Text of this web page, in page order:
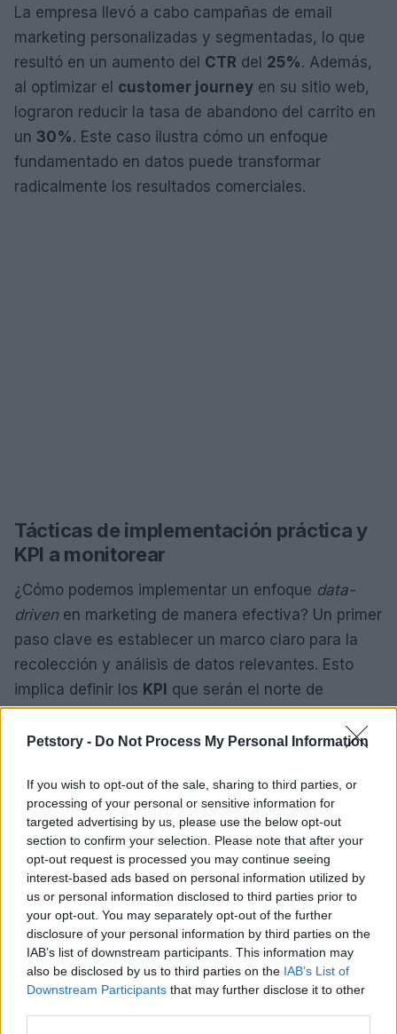
Petstory - Do Not Process My Personal Information
If you wish to opt-out of the sale, sharing to third parties, or
processing of your personal or sensitive information for
targeted advertising by us, please use the below opt-out
section to confirm your selection. Please note that after your
opt-out request is processed you may continue seeing
interest-based ads based on personal information utilized by
us or personal information disclosed to third parties prior to
your opt-out. You may separately opt-out of the further
disclosure of your personal information by third parties on the
IAB’s list of downstream participants. This information may
also be disclosed by us to third parties on the IAB’s List of
Downstream Participants that may further disclose it to other
La empresa llevó a cabo campañas de email
marketing personalizadas y segmentadas, lo que
resultó en un aumento del CTR del 25%. Además,
al optimizar el customer journey en su sitio web,
lograron reducir la tasa de abandono del carrito en
un 30%. Este caso ilustra cómo un enfoque
fundamentado en datos puede transformar
radicalmente los resultados comerciales.
Tácticas de implementación práctica y
KPI a monitorear
¿Cómo podemos implementar un enfoque data-
driven en marketing de manera efectiva? Un primer
paso clave es establecer un marco claro para la
recolección y análisis de datos relevantes. Esto
implica definir los KPI que serán el norte de
nuestras decisiones, tales como la tasa de
conversión, el coste por adquisición (CPA) y el
Las empresas deben considerar la inversión en
herramientas de análisis y en la capacitación de su
equipo. ¿Por qué es esto fundamental? Porque
interpretar los datos de manera efectiva puede
marcar la diferencia entre una campaña exitosa y
una que no lo es. Además, resulta crucial realizar
pruebas A/B para identificar qué tácticas funcionan
mejor y ajustar dinámicamente las campañas